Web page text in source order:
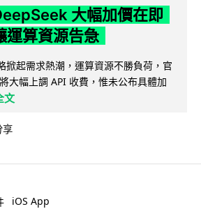
大幅加價在即
運算資源告急
掀起需求熱潮，運算資源不勝負荷，官
大幅上調 API 收費，惟未公布具體加
文
享
iOS App